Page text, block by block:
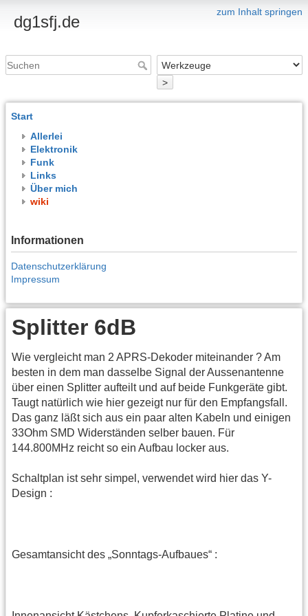
zum Inhalt springen
dg1sfj.de
>
Start
Allerlei
Elektronik
Funk
Links
Über mich
wiki
Informationen
Datenschutzerklärung
Impressum
Splitter 6dB
Wie vergleicht man 2 APRS-Dekoder miteinander ? Am
besten in dem man dasselbe Signal der Aussenantenne
über einen Splitter aufteilt und auf beide Funkgeräte gibt.
Taugt natürlich wie hier gezeigt nur für den Empfangsfall.
Das ganz läßt sich aus ein paar alten Kabeln und einigen
33Ohm SMD Widerständen selber bauen. Für
144.800MHz reicht so ein Aufbau locker aus.
Schaltplan ist sehr simpel, verwendet wird hier das Y-
Design :
Gesamtansicht des „Sonntags-Aufbaues“ :